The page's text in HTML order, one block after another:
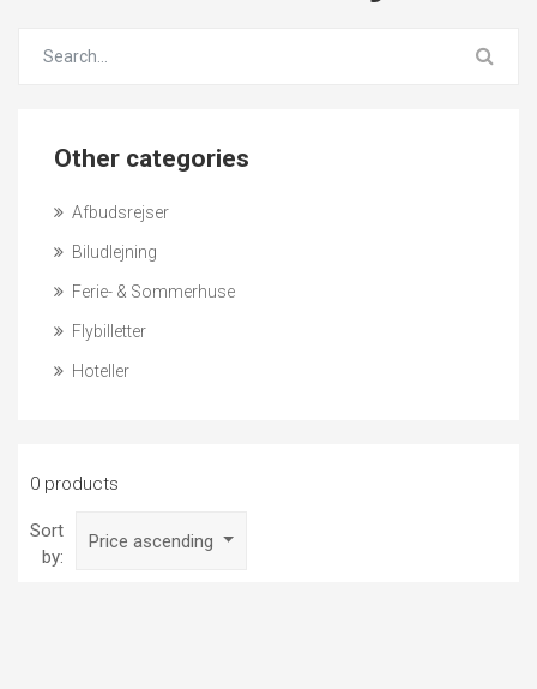
Other categories
Afbudsrejser
Biludlejning
Ferie- & Sommerhuse
Flybilletter
Hoteller
0 products
Sort
by:
Price ascending